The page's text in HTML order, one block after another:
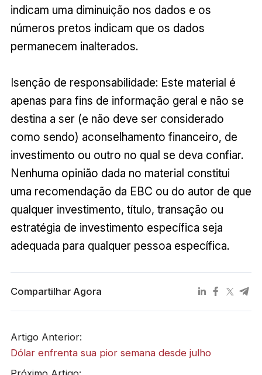
indicam uma diminuição nos dados e os
números pretos indicam que os dados
permanecem inalterados.
Isenção de responsabilidade: Este material é
apenas para fins de informação geral e não se
destina a ser (e não deve ser considerado
como sendo) aconselhamento financeiro, de
investimento ou outro no qual se deva confiar.
Nenhuma opinião dada no material constitui
uma recomendação da EBC ou do autor de que
qualquer investimento, título, transação ou
estratégia de investimento específica seja
adequada para qualquer pessoa específica.
Compartilhar Agora
Artigo Anterior:
Dólar enfrenta sua pior semana desde julho